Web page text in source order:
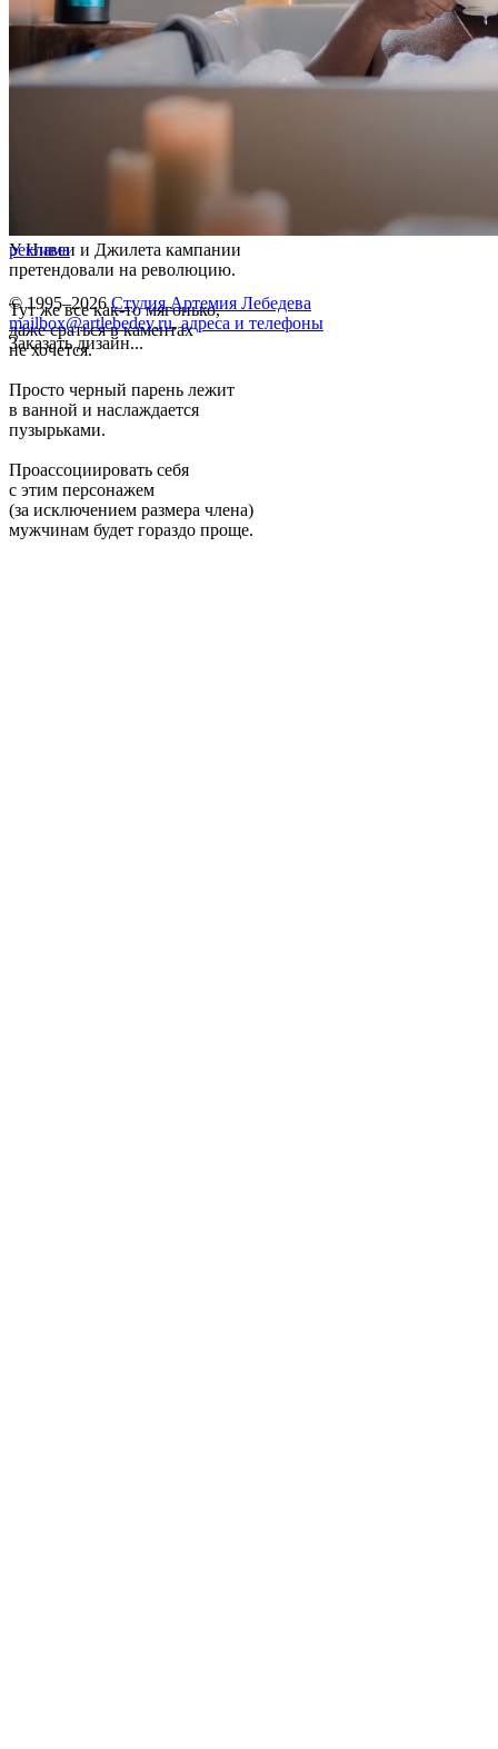
У Нивеи и Джилета кампании
претендовали на революцию.
Тут же все как-то мягонько,
даже сраться в каментах
не хочется.
Просто черный парень лежит
в ванной и наслаждается
пузырьками.
Проассоциировать себя
с этим персонажем
(за исключением размера члена)
мужчинам будет гораздо проще.
реклама
© 1995–2026 Студия Артемия Лебедева
mailbox@artlebedev.ru, адреса и телефоны
Заказать дизайн...